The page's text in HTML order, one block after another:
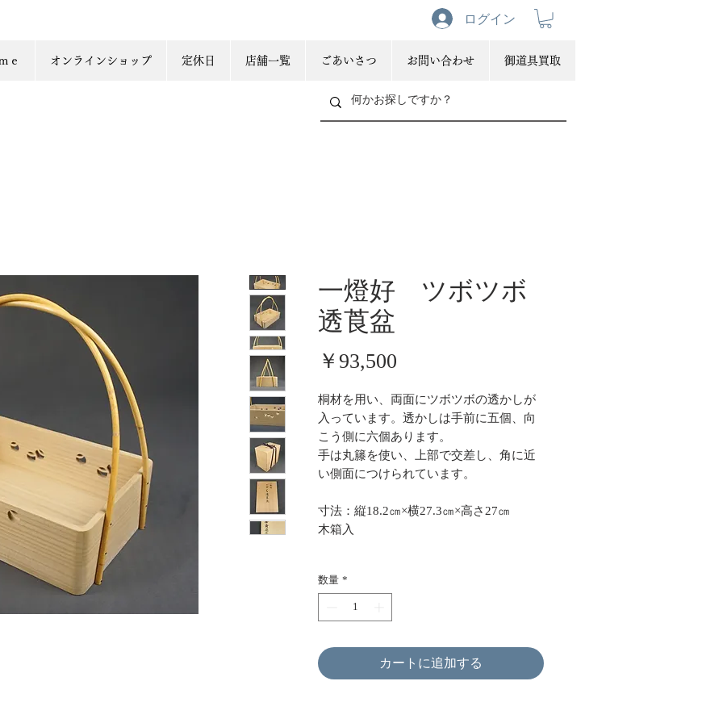
ログイン
ｅ オンラインショップ 定休日 店舗一覧 ごあいさつ お問い合わせ 御道具買取
一燈好 ツボツボ
透莨盆
￥93,500
桐材を用い、両面にツボツボの透かしが
入っています。透かしは手前に五個、向
こう側に六個あります。
手は丸籐を使い、上部で交差し、角に近
い側面につけられています。
寸法：縦18.2㎝×横27.3㎝×高さ27㎝
木箱入
数量 *
カートに追加する